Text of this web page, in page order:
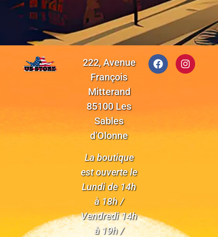
222, Avenue
François
Mitterand
85100 Les
Sables
d’Olonne
La boutique
est ouverte le
Lundi de 14h
à 18h /
Vendredi 14h
à 19h /